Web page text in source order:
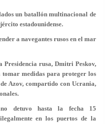
un batallón multinacional de
estadounidense.
a navegantes rusos en el mar
rusa, Dmitri Peskov,
tomar medidas para proteger los
Azov, compartido con Ucrania,
detuvo hasta la fecha 15
en los puertos de la